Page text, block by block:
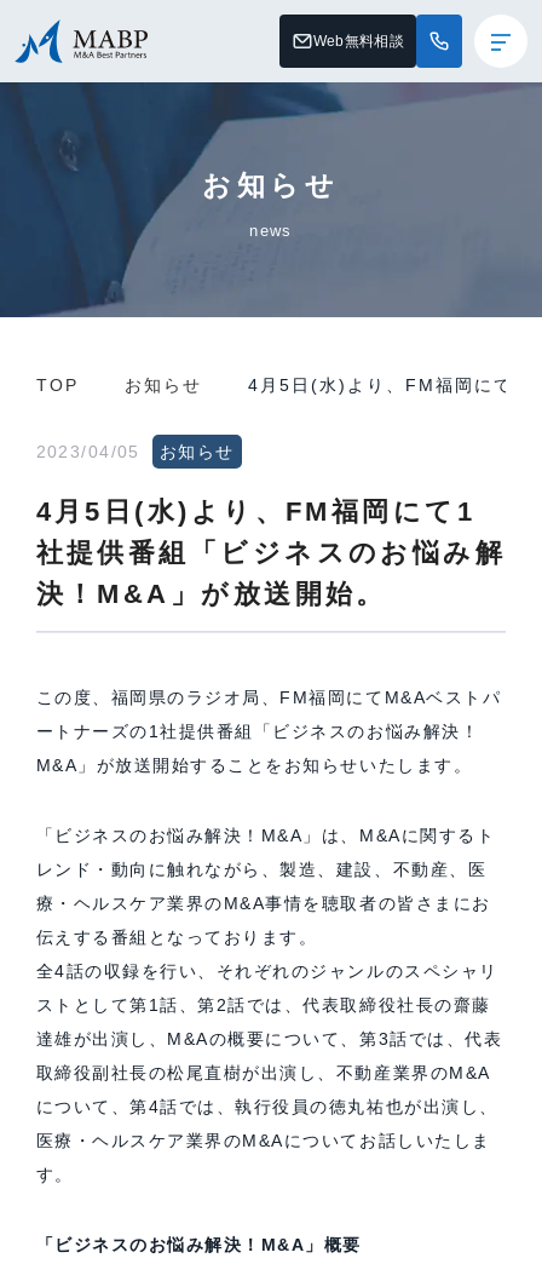
Web無料相談
お知らせ
news
TOP お知らせ 4月5日(水)より、FM福岡にて1
2023/04/05 お知らせ
4月5日(水)より、FM福岡にて1
社提供番組「ビジネスのお悩み解
決！M&A」が放送開始。
この度、福岡県のラジオ局、FM福岡にてM&Aベストパ
ートナーズの1社提供番組「ビジネスのお悩み解決！
M&A」が放送開始することをお知らせいたします。
「ビジネスのお悩み解決！M&A」は、M&Aに関するト
レンド・動向に触れながら、製造、建設、不動産、医
療・ヘルスケア業界のM&A事情を聴取者の皆さまにお
伝えする番組となっております。
全4話の収録を行い、それぞれのジャンルのスペシャリ
ストとして第1話、第2話では、代表取締役社長の齋藤
達雄が出演し、M&Aの概要について、第3話では、代表
取締役副社長の松尾直樹が出演し、不動産業界のM&A
について、第4話では、執行役員の徳丸祐也が出演し、
医療・ヘルスケア業界のM&Aについてお話しいたしま
す。
「ビジネスのお悩み解決！M&A」概要